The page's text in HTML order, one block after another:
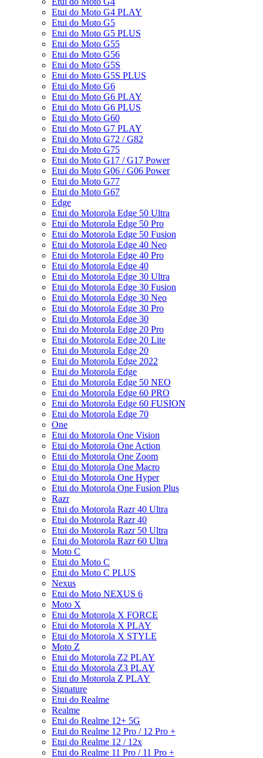
Etui do Moto G4 PLAY
Etui do Moto G5
Etui do Moto G5 PLUS
Etui do Moto G55
Etui do Moto G56
Etui do Moto G5S
Etui do Moto G5S PLUS
Etui do Moto G6
Etui do Moto G6 PLAY
Etui do Moto G6 PLUS
Etui do Moto G60
Etui do Moto G7 PLAY
Etui do Moto G72 / G82
Etui do Moto G75
Etui do Moto G17 / G17 Power
Etui do Moto G06 / G06 Power
Etui do Moto G77
Etui do Moto G67
Edge
Etui do Motorola Edge 50 Ultra
Etui do Motorola Edge 50 Pro
Etui do Motorola Edge 50 Fusion
Etui do Motorola Edge 40 Neo
Etui do Motorola Edge 40 Pro
Etui do Motorola Edge 40
Etui do Motorola Edge 30 Ultra
Etui do Motorola Edge 30 Fusion
Etui do Motorola Edge 30 Neo
Etui do Motorola Edge 30 Pro
Etui do Motorola Edge 30
Etui do Motorola Edge 20 Pro
Etui do Motorola Edge 20 Lite
Etui do Motorola Edge 20
Etui do Motorola Edge 2022
Etui do Motorola Edge
Etui do Motorola Edge 50 NEO
Etui do Motorola Edge 60 PRO
Etui do Motorola Edge 60 FUSION
Etui do Motorola Edge 70
One
Etui do Motorola One Vision
Etui do Motorola One Action
Etui do Motorola One Zoom
Etui do Motorola One Macro
Etui do Motorola One Hyper
Etui do Motorola One Fusion Plus
Razr
Etui do Motorola Razr 40 Ultra
Etui do Motorola Razr 40
Etui do Motorola Razr 50 Ultra
Etui do Motorola Razr 60 Ultra
Moto C
Etui do Moto C
Etui do Moto C PLUS
Nexus
Etui do Moto NEXUS 6
Moto X
Etui do Motorola X FORCE
Etui do Motorola X PLAY
Etui do Motorola X STYLE
Moto Z
Etui do Motorola Z2 PLAY
Etui do Motorola Z3 PLAY
Etui do Motorola Z PLAY
Signature
Etui do Realme
Realme
Etui do Realme 12+ 5G
Etui do Realme 12 Pro / 12 Pro +
Etui do Realme 12 / 12x
Etui do Realme 11 Pro / 11 Pro +